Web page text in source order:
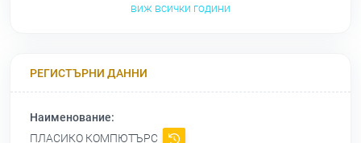
виж всички години
РЕГИСТЪРНИ ДАННИ
Наименование:
ПЛАСИКО КОМПЮТЪРС